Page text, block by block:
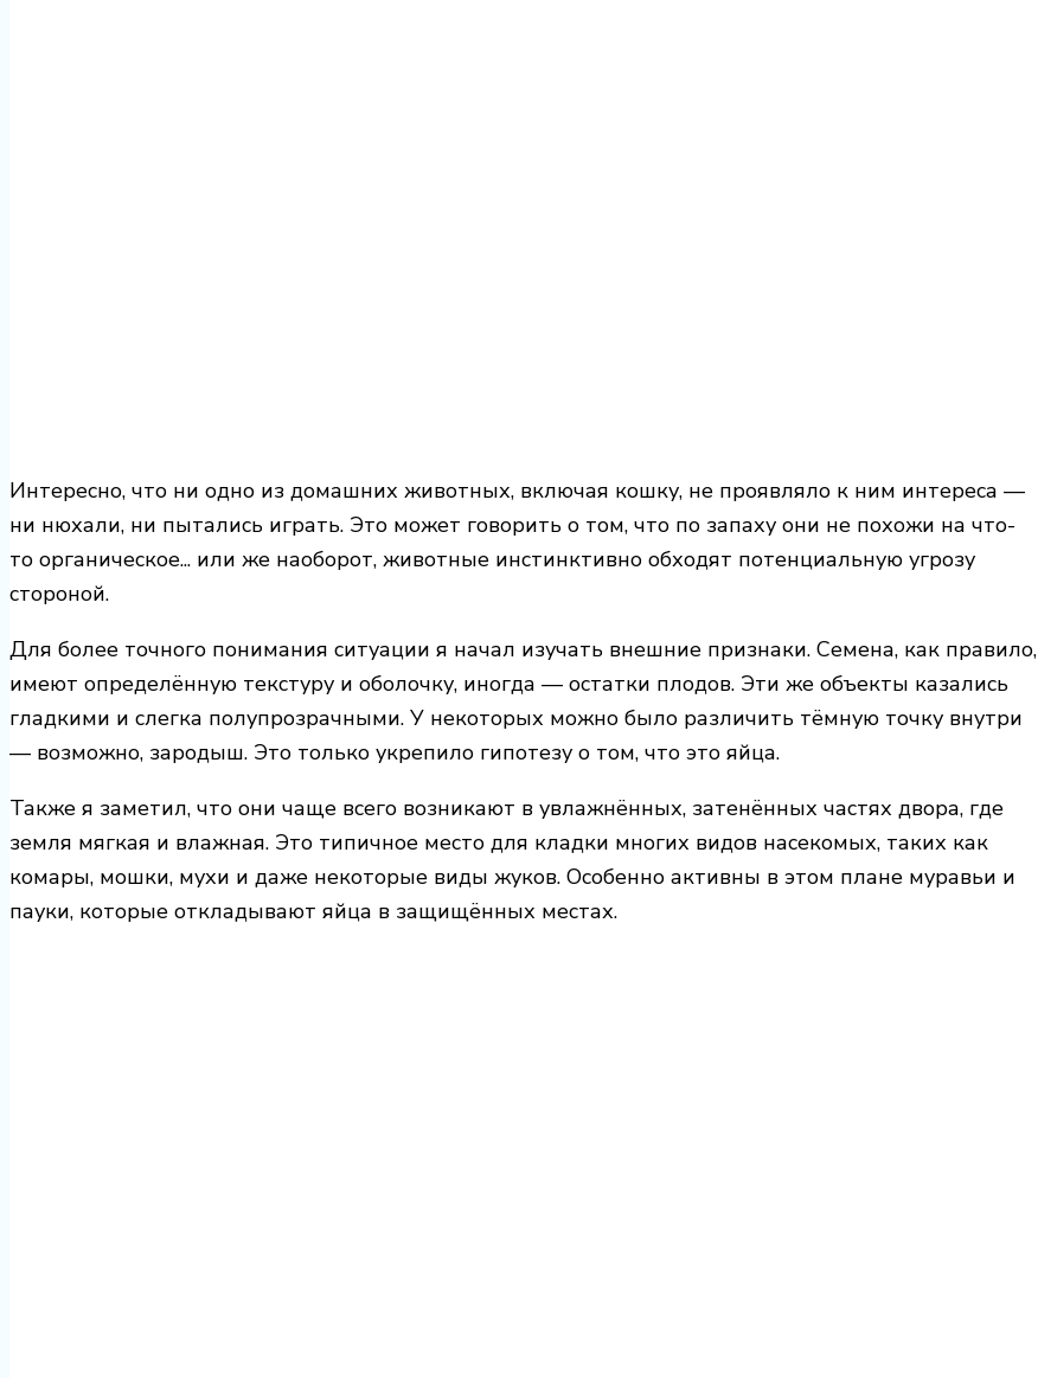
Интересно, что ни одно из домашних животных, включая кошку, не проявляло к ним интереса —
ни нюхали, ни пытались играть. Это может говорить о том, что по запаху они не похожи на что-
то органическое... или же наоборот, животные инстинктивно обходят потенциальную угрозу
стороной.
Для более точного понимания ситуации я начал изучать внешние признаки. Семена, как правило,
имеют определённую текстуру и оболочку, иногда — остатки плодов. Эти же объекты казались
гладкими и слегка полупрозрачными. У некоторых можно было различить тёмную точку внутри
— возможно, зародыш. Это только укрепило гипотезу о том, что это яйца.
Также я заметил, что они чаще всего возникают в увлажнённых, затенённых частях двора, где
земля мягкая и влажная. Это типичное место для кладки многих видов насекомых, таких как
комары, мошки, мухи и даже некоторые виды жуков. Особенно активны в этом плане муравьи и
пауки, которые откладывают яйца в защищённых местах.